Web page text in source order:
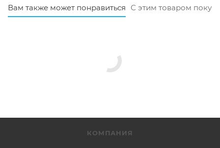
Вам также может понравиться С этим товаром
КОМПАНИЯ